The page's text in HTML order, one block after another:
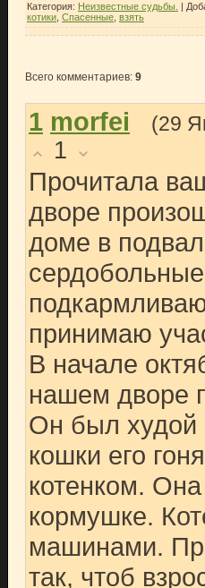
Категория: Неизвестные судьбы. |
котики Спасенные взять
Всего комментариев: 9
1 morfei (29
1
Прочитала
дворе
доме в
принимаю
В начале
нашем дворе
Он был худой
кошки его
котенком.
кормушке.
машинами.
так, чтоб